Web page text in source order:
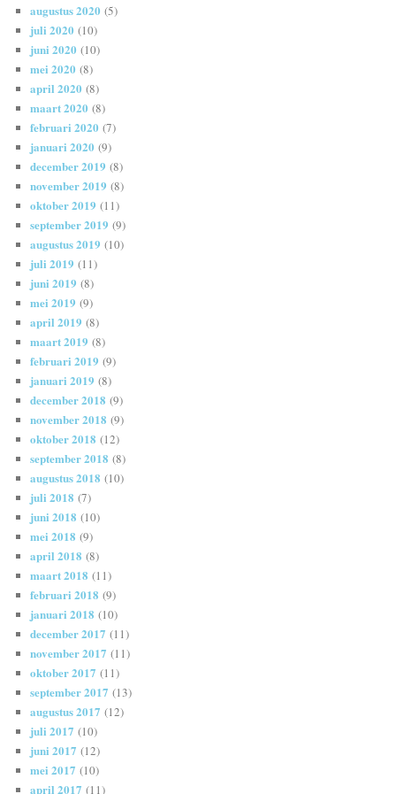
augustus 2020 (5)
juli 2020 (10)
juni 2020 (10)
mei 2020 (8)
april 2020 (8)
maart 2020 (8)
februari 2020 (7)
januari 2020 (9)
december 2019 (8)
november 2019 (8)
oktober 2019 (11)
september 2019 (9)
augustus 2019 (10)
juli 2019 (11)
juni 2019 (8)
mei 2019 (9)
april 2019 (8)
maart 2019 (8)
februari 2019 (9)
januari 2019 (8)
december 2018 (9)
november 2018 (9)
oktober 2018 (12)
september 2018 (8)
augustus 2018 (10)
juli 2018 (7)
juni 2018 (10)
mei 2018 (9)
april 2018 (8)
maart 2018 (11)
februari 2018 (9)
januari 2018 (10)
december 2017 (11)
november 2017 (11)
oktober 2017 (11)
september 2017 (13)
augustus 2017 (12)
juli 2017 (10)
juni 2017 (12)
mei 2017 (10)
april 2017 (11)